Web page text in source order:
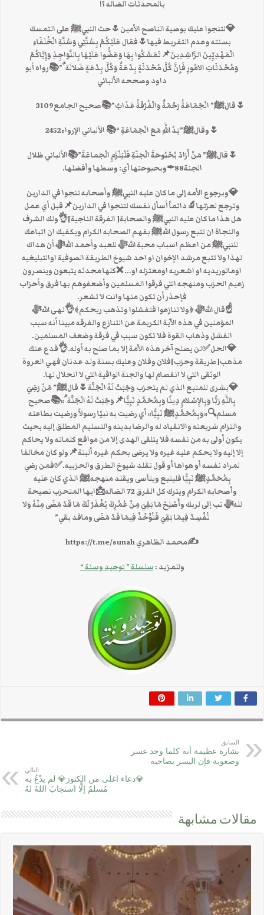
بالمحدثات الضاله ؟!
💎لتنجوا عليك بوصية الناصح الأمين🌷حث النبيﷺ على التمسك
بسنته وعدم التفريط فيها🌷فقال عَلَيْكُمْ بِسُنَّتِي وَسُنَّةِ الْخُلَفَاءِ
الْمَهْدِيِّينَ الرَّاشِدِينَ📌تَمَسَّكُوا بِهَا وَعَضُّوا عَلَيْهَا بِالنَّوَاجِذِ وَإِيَّاكُمْ
وَمُحْدَثَاتِ الامُورِ فَإِنَّ كُلَّ مُحْدَثَةٍ بِدْعَةٌ وَكُلَّ بِدْعَةٍ ضَلالَة ٌ”📚رواه أبو
داود وصححه الألباني
🌷قالﷺ” الْجَمَاعَةُ رَحْمَةٌ وَالْفُرْقَةُ عَذَابٌ”📚صحيح الجامع3109
🌷وقالﷺ”يَدُ اللَّهِ مَعَ الْجَمَاعَةِ “📚 الألباني الإرواء2452
🌷قالﷺ” مَنْ أَرَادَ بُحْبُوحَةَ الْجَنّةِ فَلْيَلْزَمِ الْجَماعَةَ”📚الألباني ظلال
الجنة88✒وبحبوحتها أي: وسطها وأفضلها.
💎وبرجوع الأمه إلى ما كان عليه النبيﷺ وأصحابه تنجوا في الدارين
وترجع لعزتها🔬دائماً أسأل نفسك لتنجوا في الدارين📌قبل أي عمل
هل هذا ما كان عليه النبيﷺ والصحابة[ الفرقة الناجية]👌ولك الشرف
والنجاة ان تتبع رسول اللهﷺ بفهم الصحابه الكرام ويكفيك ان اتباعك
للنبيﷺ من اعظم اسباب محبة اللهﷻ للعبد وأحمد اللهﷻ أن هداك
لهذا ولا تتبع مرشد الإخوان او احد شيوخ الطريقة الصوفية اوالتبليغيه
اوماتوريديه او اشعريه اومعتزله او… ❌كلها محدثه يتبعون وينصرون
زعيم الحزب ومنهجه التي فرقوا المسلمين وأضعفوهم بها فرق وأحزاب
فإحذر أن تكون منها وانت لا تشعر.
☝قال اللهﷻ ﴿ولا تنازعوا فتفشلوا وتذهب ريحكم﴾👌نهى اللهﷻ
المؤمنين في هذه الآية الكريمة عن التنازع والفرقه مبينا أنه سبب
الفشل وذهاب القوة فلا تكون سبب في فرقة وضعف المسلمين.
💎الحل✅لن يصلح آخر هذه الأمة إلا بما صلح به أوله.👌فدع عنك
مذهب[طريقة وحزب]فلان وفلان وعليك بسنة ولد عدنان فهي العروة
الوثقى التي لا انفصام لها والجنة الواقية التي لا انحلال لها.
💎بشرى للمتبع الذي لم يتحزب وَجَبَتْ لَهُ الْجَنَّة🌷قالﷺ” مَنْ رَضِيَ
بِاللَّهِ رَبًّا وَبِالإِسْلامِ دِينًا وَبِمُحَمَّدٍ نَبِيًّا📌وَجَبَتْ لَهُ الْجَنَّة ُ»📚صحيح
مسلم🔍«وَبِمُحَمَّدٍﷺ نَبِيًّا» أي رضيت به نبيًا رسولاً ورضيت بطاعته
والتزام شريعته والانقياد له والرضا بدينه والتسليم المطلق إليه بحيث
يكون أولى به من نفسه فلا يتلقى الهدى إلا من مواقع كلماته ولا يحاكم
إلا إليه ولا يحكم عليه غيره ولا يرضى بحكم غيره ألبتة📌ولو كان مخالفا
لمراد نفسه أو هواها أو قول تقلد شيوخ الطرق والحزبيه.✅فمن رضي
بِمُحَمَّدٍﷺ نَبِيًّا فليتبع ويتأسى ويقلد منهجهﷺ الذي كان عليه
وأصحابه الكرام ويترك كل الفرق 72 الضاله📩ايها المتحزب نصيحة
للهﷻ تب إلى لربك وأَصْلِحْ مَا بَقِيَ مِنْ عُمُرِكَ يُغْفَرْ لَكَ مَا قَدْ مَضَى مِنْهُ وَلا
تُفْسِدْ فِيمَا بَقِيَ فَتُؤْخَذْ فِيمَا قَدْ مَضَى وماقد بقي”
✍محمد الظاهري https://t.me/sunah
وللمزيد :سلسلة ” توحيد وسنة “
السابق
بشارة عظيمة أنه كلما وجد عسر
وصعوبة فإن اليسر يصاحبه
التالي
💎دعاء اغلى من الكنوز💎 لم يدْعُ به
مُسلمٌ إلَّا استجابَ اللهُ لهُ
مقالات مشابهة